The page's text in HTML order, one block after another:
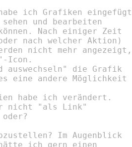
ich Grafiken eingefügt
und bearbeiten
Nach einiger Zeit
nach welcher Aktion)
nicht mehr angezeigt,
Icon.
auswechseln" die Grafik
eine andere Möglichkeit
habe ich verändert.
nicht "als Link"
Im Augenblick
ich gern einen